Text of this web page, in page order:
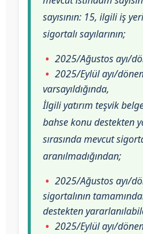
sayısının: 15, ilgili iş
sigortalı sayılarının;
2025/Ağustos ayı/
2025/Eylül ayı/
varsayıldığında,
İlgili yatırım teşvik
bahse konu destekten
sırasında mevcut
aranılmadığından;
2025/Ağustos ayı/
sigortalının
destekten
2025/Eylül ayı/